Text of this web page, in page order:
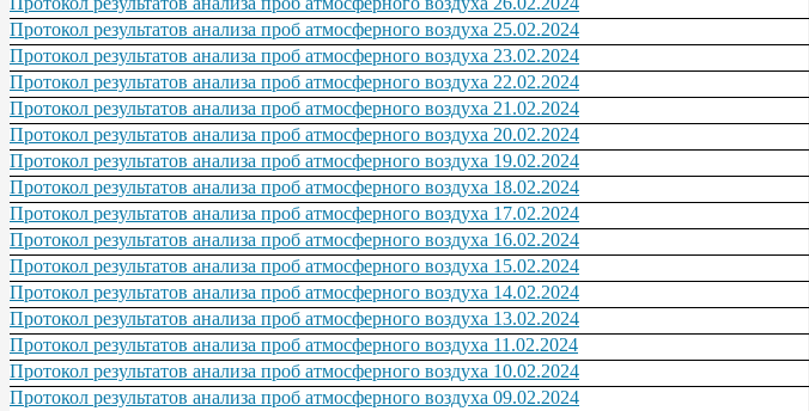
Протокол результатов анализа проб атмосферного воздуха 25.02.2024
Протокол результатов анализа проб атмосферного воздуха 23.02.2024
Протокол результатов анализа проб атмосферного воздуха 22.02.2024
Протокол результатов анализа проб атмосферного воздуха 21.02.2024
Протокол результатов анализа проб атмосферного воздуха 20.02.2024
Протокол результатов анализа проб атмосферного воздуха 19.02.2024
Протокол результатов анализа проб атмосферного воздуха 18.02.2024
Протокол результатов анализа проб атмосферного воздуха 17.02.2024
Протокол результатов анализа проб атмосферного воздуха 16.02.2024
Протокол результатов анализа проб атмосферного воздуха 15.02.2024
Протокол результатов анализа проб атмосферного воздуха 14.02.2024
Протокол результатов анализа проб атмосферного воздуха 13.02.2024
Протокол результатов анализа проб атмосферного воздуха 11.02.2024
Протокол результатов анализа проб атмосферного воздуха 10.02.2024
Протокол результатов анализа проб атмосферного воздуха 09.02.2024